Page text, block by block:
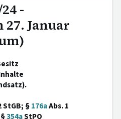
-
27. Januar
StGB; §176aAbs. 1
354aStPO